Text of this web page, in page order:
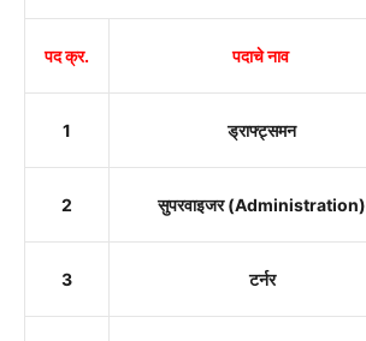
पद क्र. पदाचे नाव
1 ड्राफ्ट्समन
2 सुपरवाइजर (Administration)
3 टर्नर